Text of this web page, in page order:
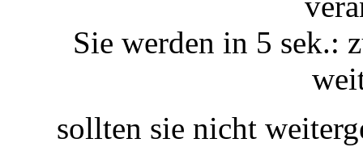
Sie werden in 5 sek.:
sollten sie nicht